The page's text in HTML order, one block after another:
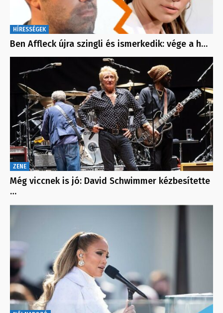
HÍRESSÉGEK
Ben Affleck újra szingli és ismerkedik: vége a h…
ZENE
Még viccnek is jó: David Schwimmer kézbesítette
…